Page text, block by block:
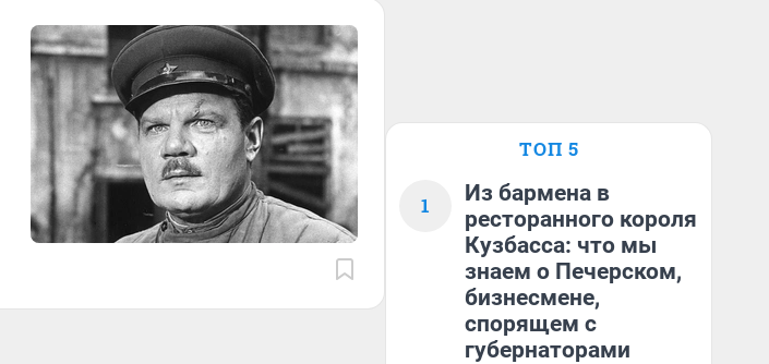
ТОП 5
1
Из бармена в
ресторанного короля
Кузбасса: что мы
знаем о Печерском,
бизнесмене,
спорящем с
губернаторами